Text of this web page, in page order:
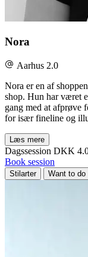
Nora
Aarhus 2.0
Nora er en af
shop. Hun har været
gang med at afprøve
for især fineline og
Læs mere
Dagssession DKK
Book session
Stilarter Want to do